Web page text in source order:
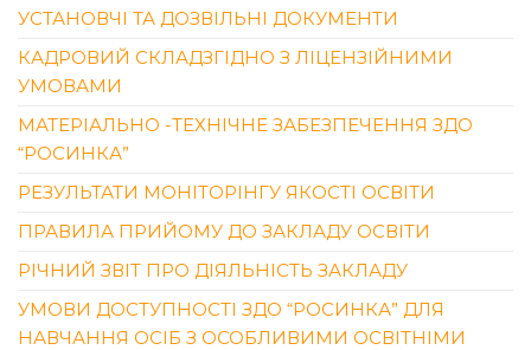
УСТАНОВЧІ ТА ДОЗВІЛЬНІ ДОКУМЕНТИ
КАДРОВИЙ СКЛАДЗГІДНО З ЛІЦЕНЗІЙНИМИ
УМОВАМИ
МАТЕРІАЛЬНО -ТЕХНІЧНЕ ЗАБЕЗПЕЧЕННЯ ЗДО
“РОСИНКА”
РЕЗУЛЬТАТИ МОНІТОРІНГУ ЯКОСТІ ОСВІТИ
ПРАВИЛА ПРИЙОМУ ДО ЗАКЛАДУ ОСВІТИ
РІЧНИЙ ЗВІТ ПРО ДІЯЛЬНІСТЬ ЗАКЛАДУ
УМОВИ ДОСТУПНОСТІ ЗДО “РОСИНКА” ДЛЯ
НАВЧАННЯ ОСІБ З ОСОБЛИВИМИ ОСВІТНІМИ